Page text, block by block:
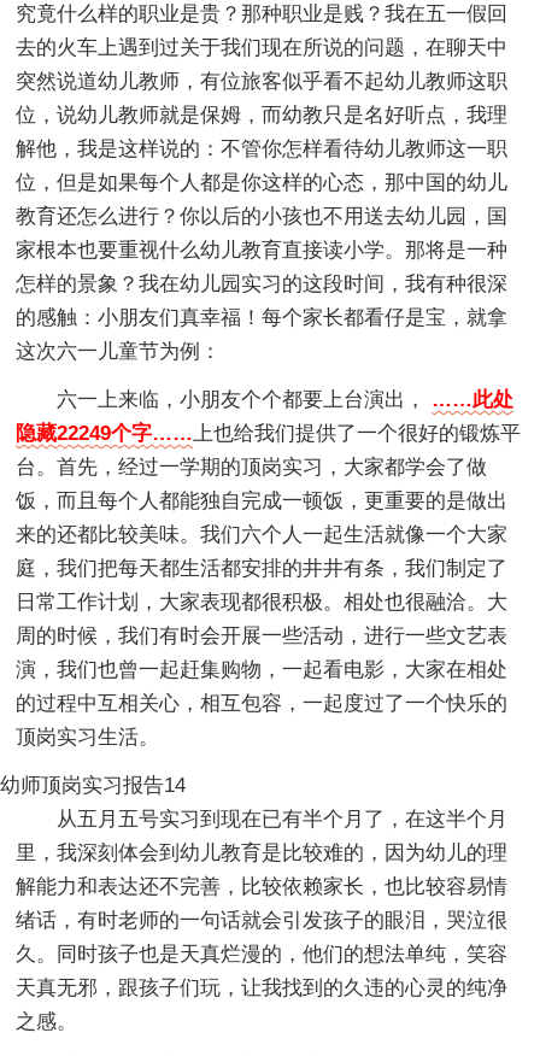
究竟什么样的职业是贵？那种职业是贱？我在五一假回
去的火车上遇到过关于我们现在所说的问题，在聊天中
突然说道幼儿教师，有位旅客似乎看不起幼儿教师这职
位，说幼儿教师就是保姆，而幼教只是名好听点，我理
解他，我是这样说的：不管你怎样看待幼儿教师这一职
位，但是如果每个人都是你这样的心态，那中国的幼儿
教育还怎么进行？你以后的小孩也不用送去幼儿园，国
家根本也要重视什么幼儿教育直接读小学。那将是一种
怎样的景象？我在幼儿园实习的这段时间，我有种很深
的感触：小朋友们真幸福！每个家长都看仔是宝，就拿
这次六一儿童节为例：
六一上来临，小朋友个个都要上台演出， ……此处
隐藏22249个字…… 上也给我们提供了一个很好的锻炼平
台。首先，经过一学期的顶岗实习，大家都学会了做
饭，而且每个人都能独自完成一顿饭，更重要的是做出
来的还都比较美味。我们六个人一起生活就像一个大家
庭，我们把每天都生活都安排的井井有条，我们制定了
日常工作计划，大家表现都很积极。相处也很融洽。大
周的时候，我们有时会开展一些活动，进行一些文艺表
演，我们也曾一起赶集购物，一起看电影，大家在相处
的过程中互相关心，相互包容，一起度过了一个快乐的
顶岗实习生活。
幼师顶岗实习报告14
从五月五号实习到现在已有半个月了，在这半个月
里，我深刻体会到幼儿教育是比较难的，因为幼儿的理
解能力和表达还不完善，比较依赖家长，也比较容易情
绪话，有时老师的一句话就会引发孩子的眼泪，哭泣很
久。同时孩子也是天真烂漫的，他们的想法单纯，笑容
天真无邪，跟孩子们玩，让我找到的久违的心灵的纯净
之感。